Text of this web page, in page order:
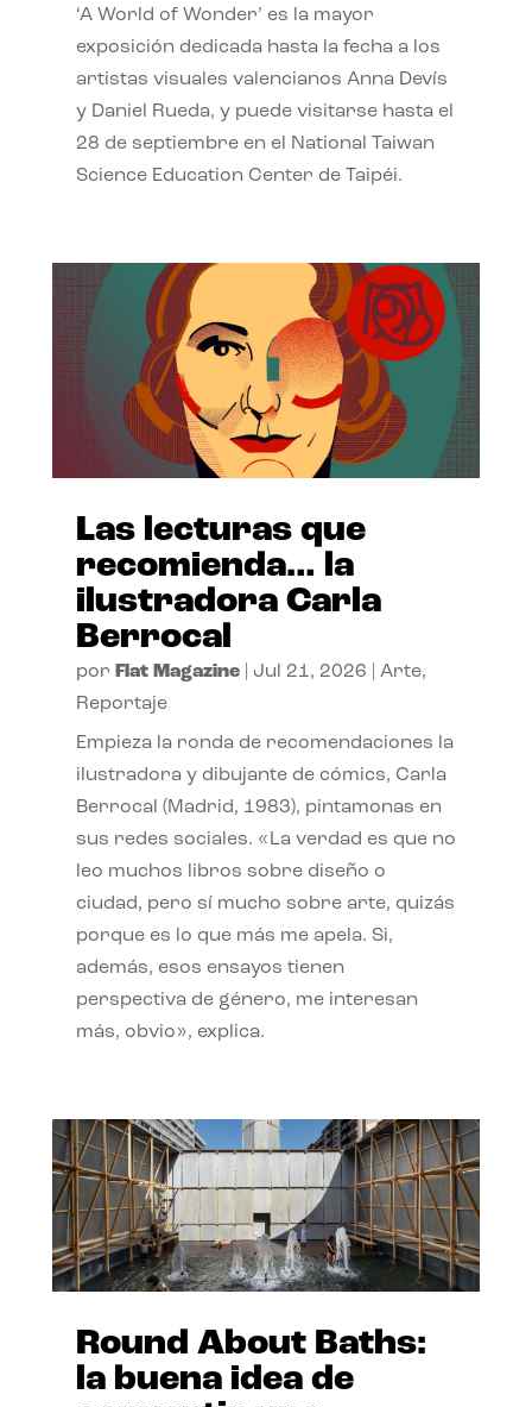
‘A World of Wonder’ es la mayor
exposición dedicada hasta la fecha a los
artistas visuales valencianos Anna Devís
y Daniel Rueda, y puede visitarse hasta el
28 de septiembre en el National Taiwan
Science Education Center de Taipéi.
Las lecturas que
recomienda… la
ilustradora Carla
Berrocal
por Flat Magazine| Jul 21, 2026 Arte,
Reportaje
Empieza la ronda de recomendaciones la
ilustradora y dibujante de cómics, Carla
Berrocal (Madrid, 1983), pintamonas en
sus redes sociales. «La verdad es que no
leo muchos libros sobre diseño o
ciudad, pero sí mucho sobre arte, quizás
porque es lo que más me apela. Si,
además, esos ensayos tienen
perspectiva de género, me interesan
más, obvio», explica.
Round About Baths:
la buena idea de